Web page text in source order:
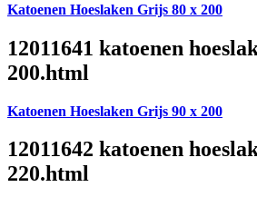
Katoenen Hoeslaken Grijs 80 x 200
12011641 katoenen
200.html
Katoenen Hoeslaken Grijs 90 x 200
12011642 katoenen
220.html